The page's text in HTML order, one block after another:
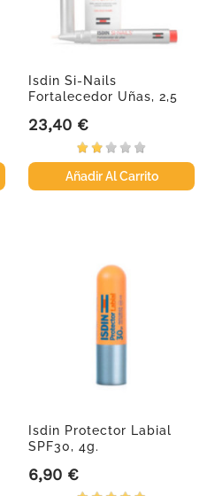
Isdin Si-Nails
Fortalecedor Uñas, 2,5
Precio
23,40 €
Añadir Al Carrito
Isdin Protector Labial
SPF30, 4g.
Precio
6,90 €